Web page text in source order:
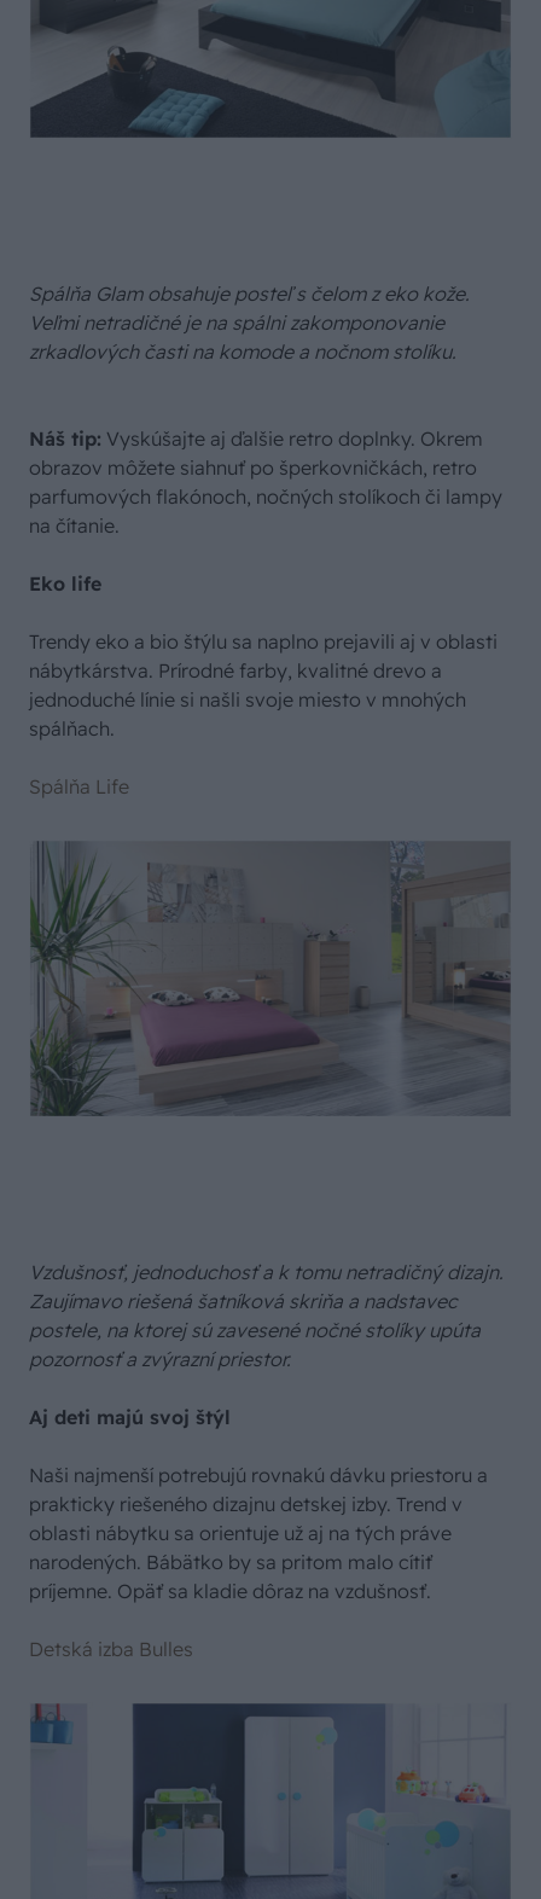
Spálňa Glam obsahuje posteľ s čelom z eko kože.
Veľmi netradičné je na spálni zakomponovanie
zrkadlových časti na komode a nočnom stolíku.
Náš tip: Vyskúšajte aj ďalšie retro doplnky. Okrem
obrazov môžete siahnuť po šperkovničkách, retro
parfumových flakónoch, nočných stolíkoch či lampy
na čítanie.
Eko life
Trendy eko a bio štýlu sa naplno prejavili aj v oblasti
nábytkárstva. Prírodné farby, kvalitné drevo a
jednoduché línie si našli svoje miesto v mnohých
spálňach.
Spálňa Life
Vzdušnosť, jednoduchosť a k tomu netradičný dizajn.
Zaujímavo riešená šatníková skriňa a nadstavec
postele, na ktorej sú zavesené nočné stolíky upúta
pozornosť a zvýrazní priestor.
Aj deti majú svoj štýl
Naši najmenší potrebujú rovnakú dávku priestoru a
prakticky riešeného dizajnu detskej izby. Trend v
oblasti nábytku sa orientuje už aj na tých práve
narodených. Bábätko by sa pritom malo cítiť
príjemne. Opäť sa kladie dôraz na vzdušnosť.
Detská izba Bulles